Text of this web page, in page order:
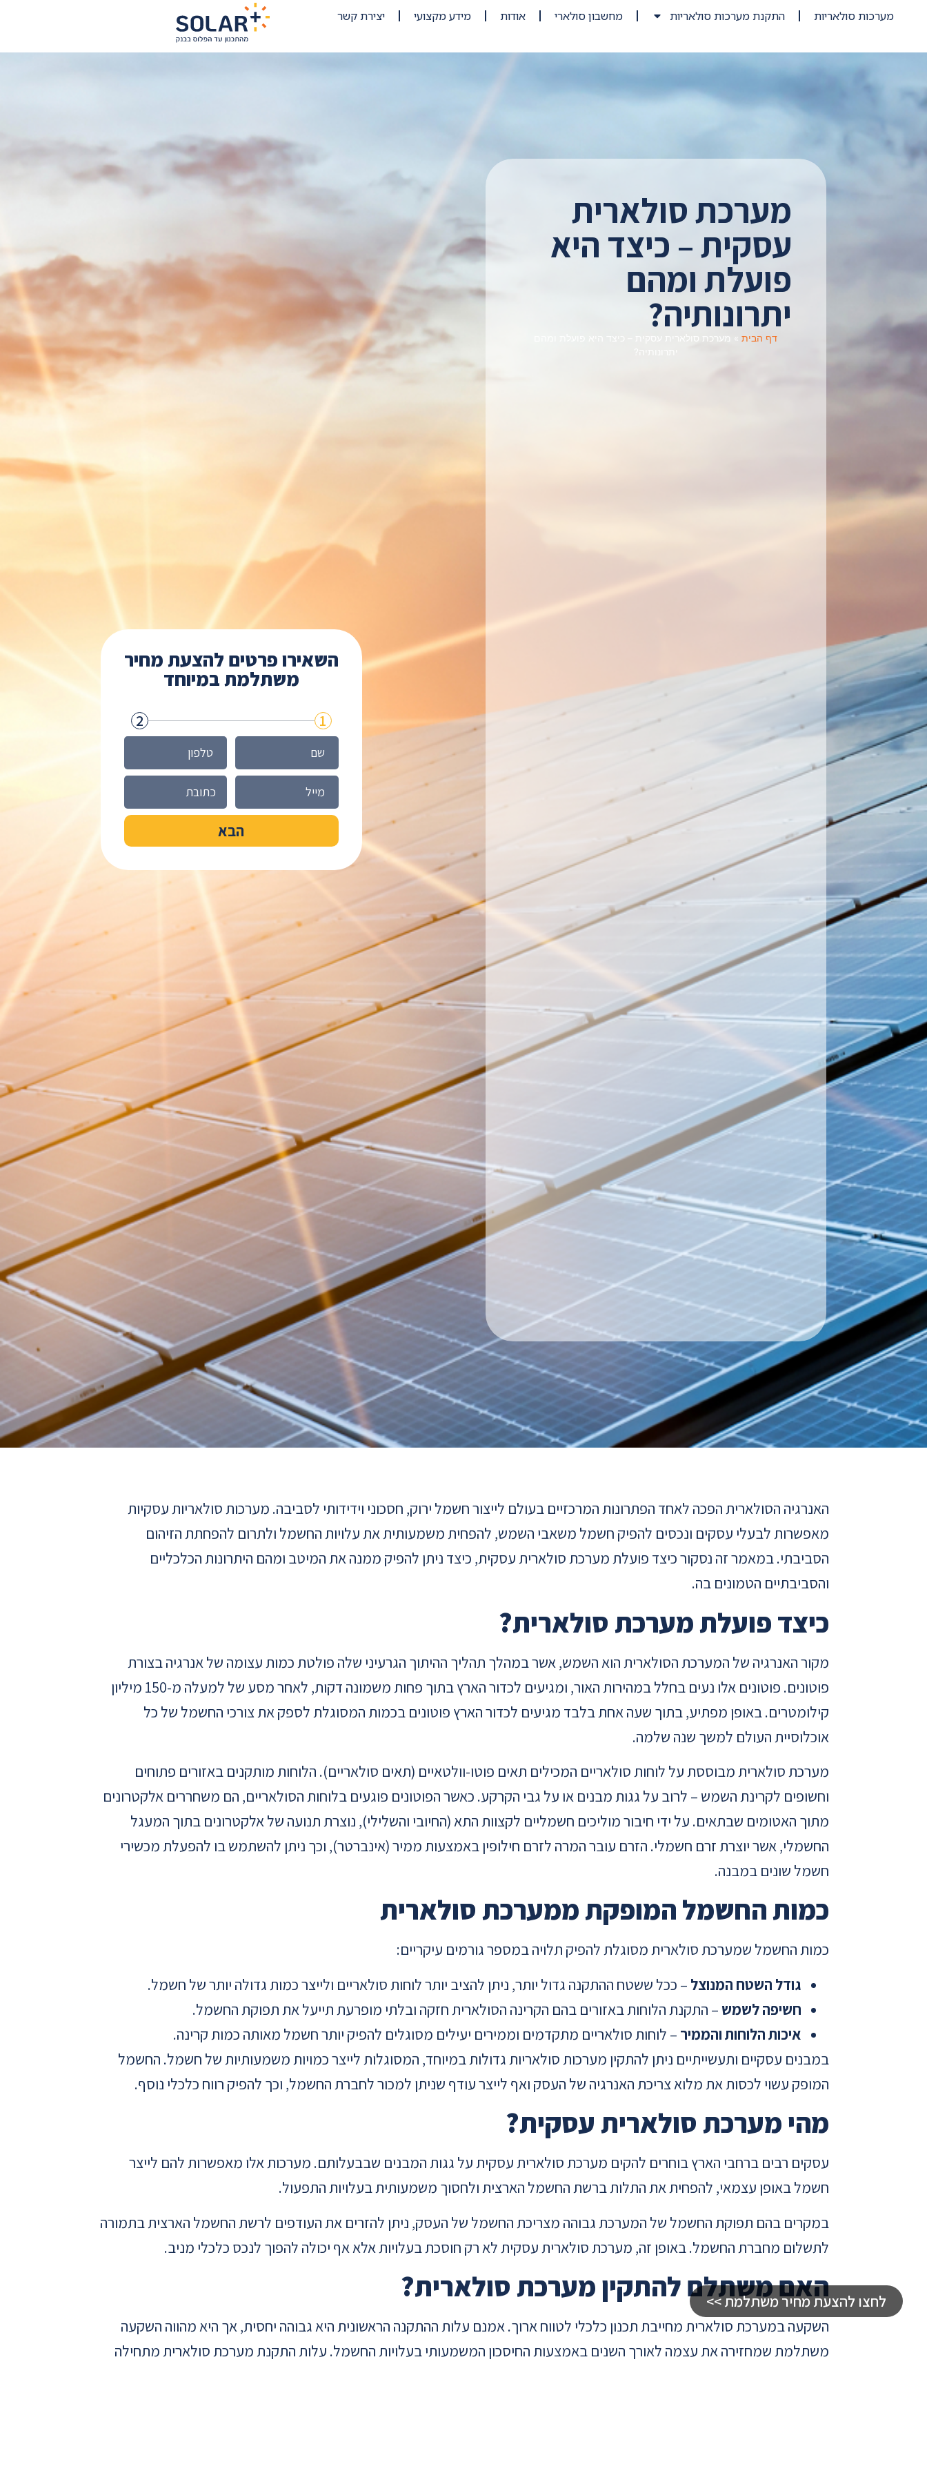
מערכות סולאריות התקנת מערכות סולאריות מחשבון סולארי אודות מידע מקצועי יצירת קשר
מערכת סולארית
עסקית – כיצד היא
פועלת ומהם
יתרונותיה?
דף הבית» מערכת סולארית עסקית – כיצד היא פועלת ומהם
השאירו פרטים להצעת מחיר
משתלמת במיוחד
1
2
הבא
האנרגיה הסולארית הפכה לאחד הפתרונות המרכזיים בעולם לייצור חשמל ירוק, חסכוני וידידותי לסביבה. מערכות סולאריות עסקיות
מאפשרות לבעלי עסקים ונכסים להפיק חשמל משאבי השמש, להפחית משמעותית את עלויות החשמל ולתרום להפחתת הזיהום
הסביבתי. במאמר זה נסקור כיצד פועלת מערכת סולארית עסקית, כיצד ניתן להפיק ממנה את המיטב ומהם היתרונות הכלכליים
והסביבתיים הטמונים בה.
כיצד פועלת מערכת סולארית?
מקור האנרגיה של המערכת הסולארית הוא השמש, אשר במהלך תהליך ההיתוך הגרעיני שלה פולטת כמות עצומה של אנרגיה בצורת
פוטונים. פוטונים אלו נעים בחלל במהירות האור, ומגיעים לכדור הארץ בתוך פחות משמונה דקות, לאחר מסע של למעלה מ-150 מיליון
קילומטרים. באופן מפתיע, בתוך שעה אחת בלבד מגיעים לכדור הארץ פוטונים בכמות המסוגלת לספק את צורכי החשמל של כל
אוכלוסיית העולם למשך שנה שלמה.
מערכת סולארית מבוססת על לוחות סולאריים המכילים תאים פוטו-וולטאיים (תאים סולאריים). הלוחות מותקנים באזורים פתוחים
וחשופים לקרינת השמש – לרוב על גגות מבנים או על גבי הקרקע. כאשר הפוטונים פוגעים בלוחות הסולאריים, הם משחררים אלקטרונים
מתוך האטומים שבתאים. על ידי חיבור מוליכים חשמליים לקצוות התא (החיובי והשלילי), נוצרת תנועה של אלקטרונים בתוך המעגל
החשמלי, אשר יוצרת זרם חשמלי. הזרם עובר המרה לזרם חילופין באמצעות ממיר (אינברטר), וכך ניתן להשתמש בו להפעלת מכשירי
חשמל שונים במבנה.
כמות החשמל המופקת ממערכת סולארית
כמות החשמל שמערכת סולארית מסוגלת להפיק תלויה במספר גורמים עיקריים:
גודל השטח המנוצל – ככל ששטח ההתקנה גדול יותר, ניתן להציב יותר לוחות סולאריים ולייצר כמות גדולה יותר של חשמל.
חשיפה לשמש – התקנת הלוחות באזורים בהם הקרינה הסולארית חזקה ובלתי מופרעת תייעל את תפוקת החשמל.
איכות הלוחות והממיר – לוחות סולאריים מתקדמים וממירים יעילים מסוגלים להפיק יותר חשמל מאותה כמות קרינה.
במבנים עסקיים ותעשייתיים ניתן להתקין מערכות סולאריות גדולות במיוחד, המסוגלות לייצר כמויות משמעותיות של חשמל. החשמל
המופק עשוי לכסות את מלוא צריכת האנרגיה של העסק ואף לייצר עודף שניתן למכור לחברת החשמל, וכך להפיק רווח כלכלי נוסף.
מהי מערכת סולארית עסקית?
עסקים רבים ברחבי הארץ בוחרים להקים מערכת סולארית עסקית על גגות המבנים שבבעלותם. מערכות אלו מאפשרות להם לייצר
חשמל באופן עצמאי, להפחית את התלות ברשת החשמל הארצית ולחסוך משמעותית בעלויות התפעול.
במקרים בהם תפוקת החשמל של המערכת גבוהה מצריכת החשמל של העסק, ניתן להזרים את העודפים לרשת החשמל הארצית בתמורה
לתשלום מחברת החשמל. באופן זה, מערכת סולארית עסקית לא רק חוסכת בעלויות אלא אף יכולה להפוך לנכס כלכלי מניב.
האם משתלם להתקין מערכת סולארית?
השקעה במערכת סולארית מחייבת תכנון כלכלי לטווח ארוך. אמנם עלות ההתקנה הראשונית היא גבוהה יחסית, אך היא מהווה השקעה
משתלמת שמחזירה את עצמה לאורך השנים באמצעות החיסכון המשמעותי בעלויות החשמל. עלות התקנת מערכת סולארית מתחילה
לחצו להצעת מחיר משתלמת >>